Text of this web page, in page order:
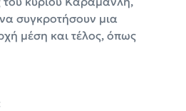
συγκροτήσουν μια
μέση και τέλος, όπως